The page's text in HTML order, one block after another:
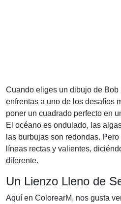
Cuando eliges un dibujo de Bob
enfrentas a uno de los desafíos
poner un cuadrado perfecto en
El océano es ondulado, las
las burbujas son redondas.
líneas rectas y valientes,
diferente.
Un Lienzo Lleno de
Aquí en ColorearM, nos gusta